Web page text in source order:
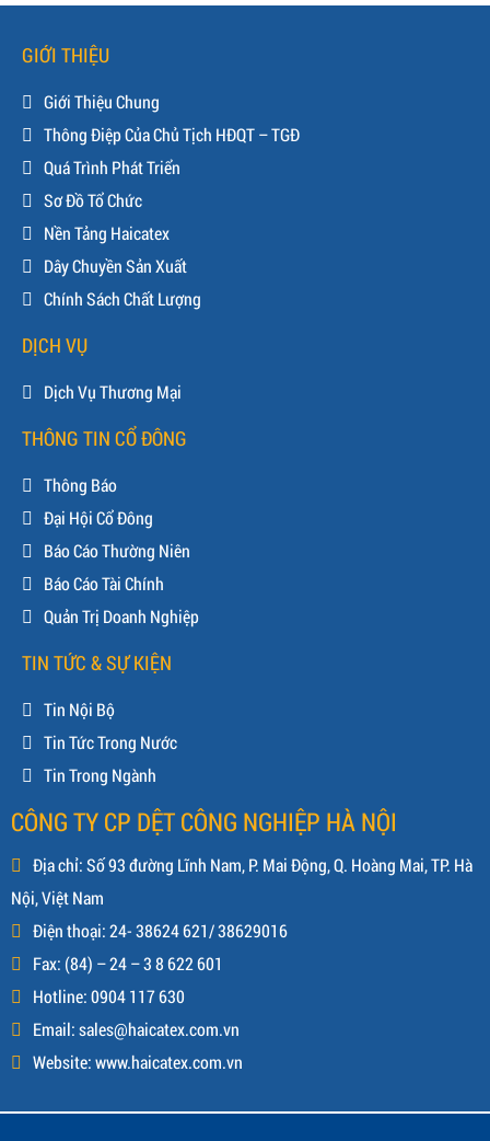
CÔNG TY CP DỆT CÔNG NGHIỆP HÀ NỘI
Địa chỉ: Số 93 đường Lĩnh Nam, P. Mai Động, Q. Hoàng Mai, TP. Hà
Nội, Việt Nam
Điện thoại: 24- 38624 621/ 38629016
Fax: (84) – 24 – 3 8 622 601
Hotline: 0904 117 630
Email: sales@haicatex.com.vn
Website: www.haicatex.com.vn
GIỚI THIỆU
Giới Thiệu Chung
Thông Điệp Của Chủ Tịch HĐQT – TGĐ
Quá Trình Phát Triển
Sơ Đồ Tổ Chức
Nền Tảng Haicatex
Dây Chuyền Sản Xuất
Chính Sách Chất Lượng
DỊCH VỤ
Dịch Vụ Thương Mại
THÔNG TIN CỔ ĐÔNG
Thông Báo
Đại Hội Cổ Đông
Báo Cáo Thường Niên
Báo Cáo Tài Chính
Quản Trị Doanh Nghiệp
TIN TỨC & SỰ KIỆN
Tin Nội Bộ
Tin Tức Trong Nước
Tin Trong Ngành